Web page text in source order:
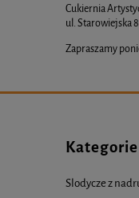
Cukiernia
ul. Starowiejska
Zapraszamy
Kategorie
Slodycze z